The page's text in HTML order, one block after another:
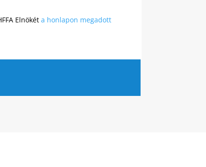
Elnökét a honlapon megadott